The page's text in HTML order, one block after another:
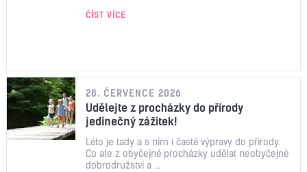
ČÍST VÍCE
28. ČERVENCE 2026
Udělejte z procházky do přírody
jedinečný zážitek!
Léto je tady a s ním i časté výpravy do přírody.
Co ale z obyčejné procházky udělat neobyčejné
dobrodružství a ...